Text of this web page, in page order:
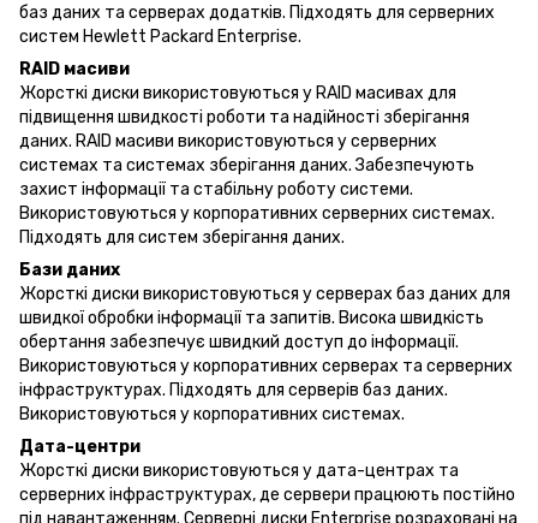
баз даних та серверах додатків. Підходять для серверних
систем Hewlett Packard Enterprise.
RAID масиви
Жорсткі диски використовуються у RAID масивах для
підвищення швидкості роботи та надійності зберігання
даних. RAID масиви використовуються у серверних
системах та системах зберігання даних. Забезпечують
захист інформації та стабільну роботу системи.
Використовуються у корпоративних серверних системах.
Підходять для систем зберігання даних.
Бази даних
Жорсткі диски використовуються у серверах баз даних для
швидкої обробки інформації та запитів. Висока швидкість
обертання забезпечує швидкий доступ до інформації.
Використовуються у корпоративних серверах та серверних
інфраструктурах. Підходять для серверів баз даних.
Використовуються у корпоративних системах.
Дата-центри
Жорсткі диски використовуються у дата-центрах та
серверних інфраструктурах, де сервери працюють постійно
під навантаженням. Серверні диски Enterprise розраховані на